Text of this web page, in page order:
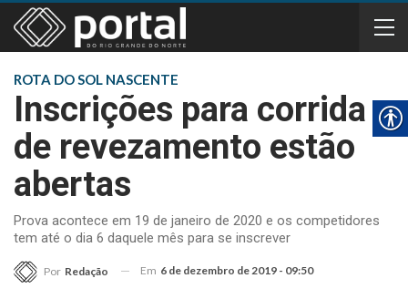
ROTA DO SOL NASCENTE
Inscrições para corrida
de revezamento estão
abertas
Prova acontece em 19 de janeiro de 2020 e os competidores
tem até o dia 6 daquele mês para se inscrever
Por Redação Em 6 de dezembro de 2019 - 09:50